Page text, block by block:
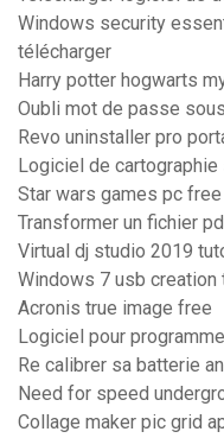
Windows security
télécharger
Harry potter hogwarts
Oubli mot de passe
Revo uninstaller pro
Logiciel de
Star wars games pc free
Transformer un fichier
Virtual dj studio 2019
Windows 7 usb creation
Acronis true image free
Logiciel pour
Re calibrer sa batterie
Need for speed
Collage maker pic grid